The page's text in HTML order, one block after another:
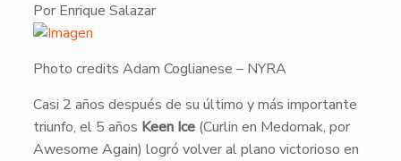
Por Enrique Salazar
Photo credits Adam Coglianese – NYRA
​Casi 2 años después de su último y más importante
triunfo, el 5 años Keen Ice(Curlin en Medomak, por
Awesome Again) logró volver al plano victorioso en